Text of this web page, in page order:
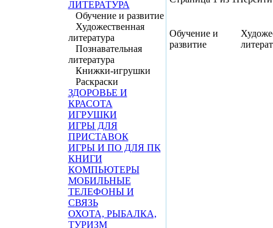
ЛИТЕРАТУРА
Обучение и развитие
Художественная
литература
Познавательная
литература
Книжки-игрушки
Раскраски
ЗДОРОВЬЕ И
КРАСОТА
ИГРУШКИ
ИГРЫ ДЛЯ
ПРИСТАВОК
ИГРЫ И ПО ДЛЯ ПК
КНИГИ
КОМПЬЮТЕРЫ
МОБИЛЬНЫЕ
ТЕЛЕФОНЫ И
СВЯЗЬ
ОХОТА, РЫБАЛКА,
ТУРИЗМ
Обучение и
развитие